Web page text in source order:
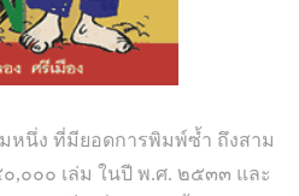
หนึ่ง ที่มียอดการพิมพ์ซ้ำ ถึงสาม
,๐๐๐ เล่ม ในปี พ.ศ. ๒๕๓๓ และ